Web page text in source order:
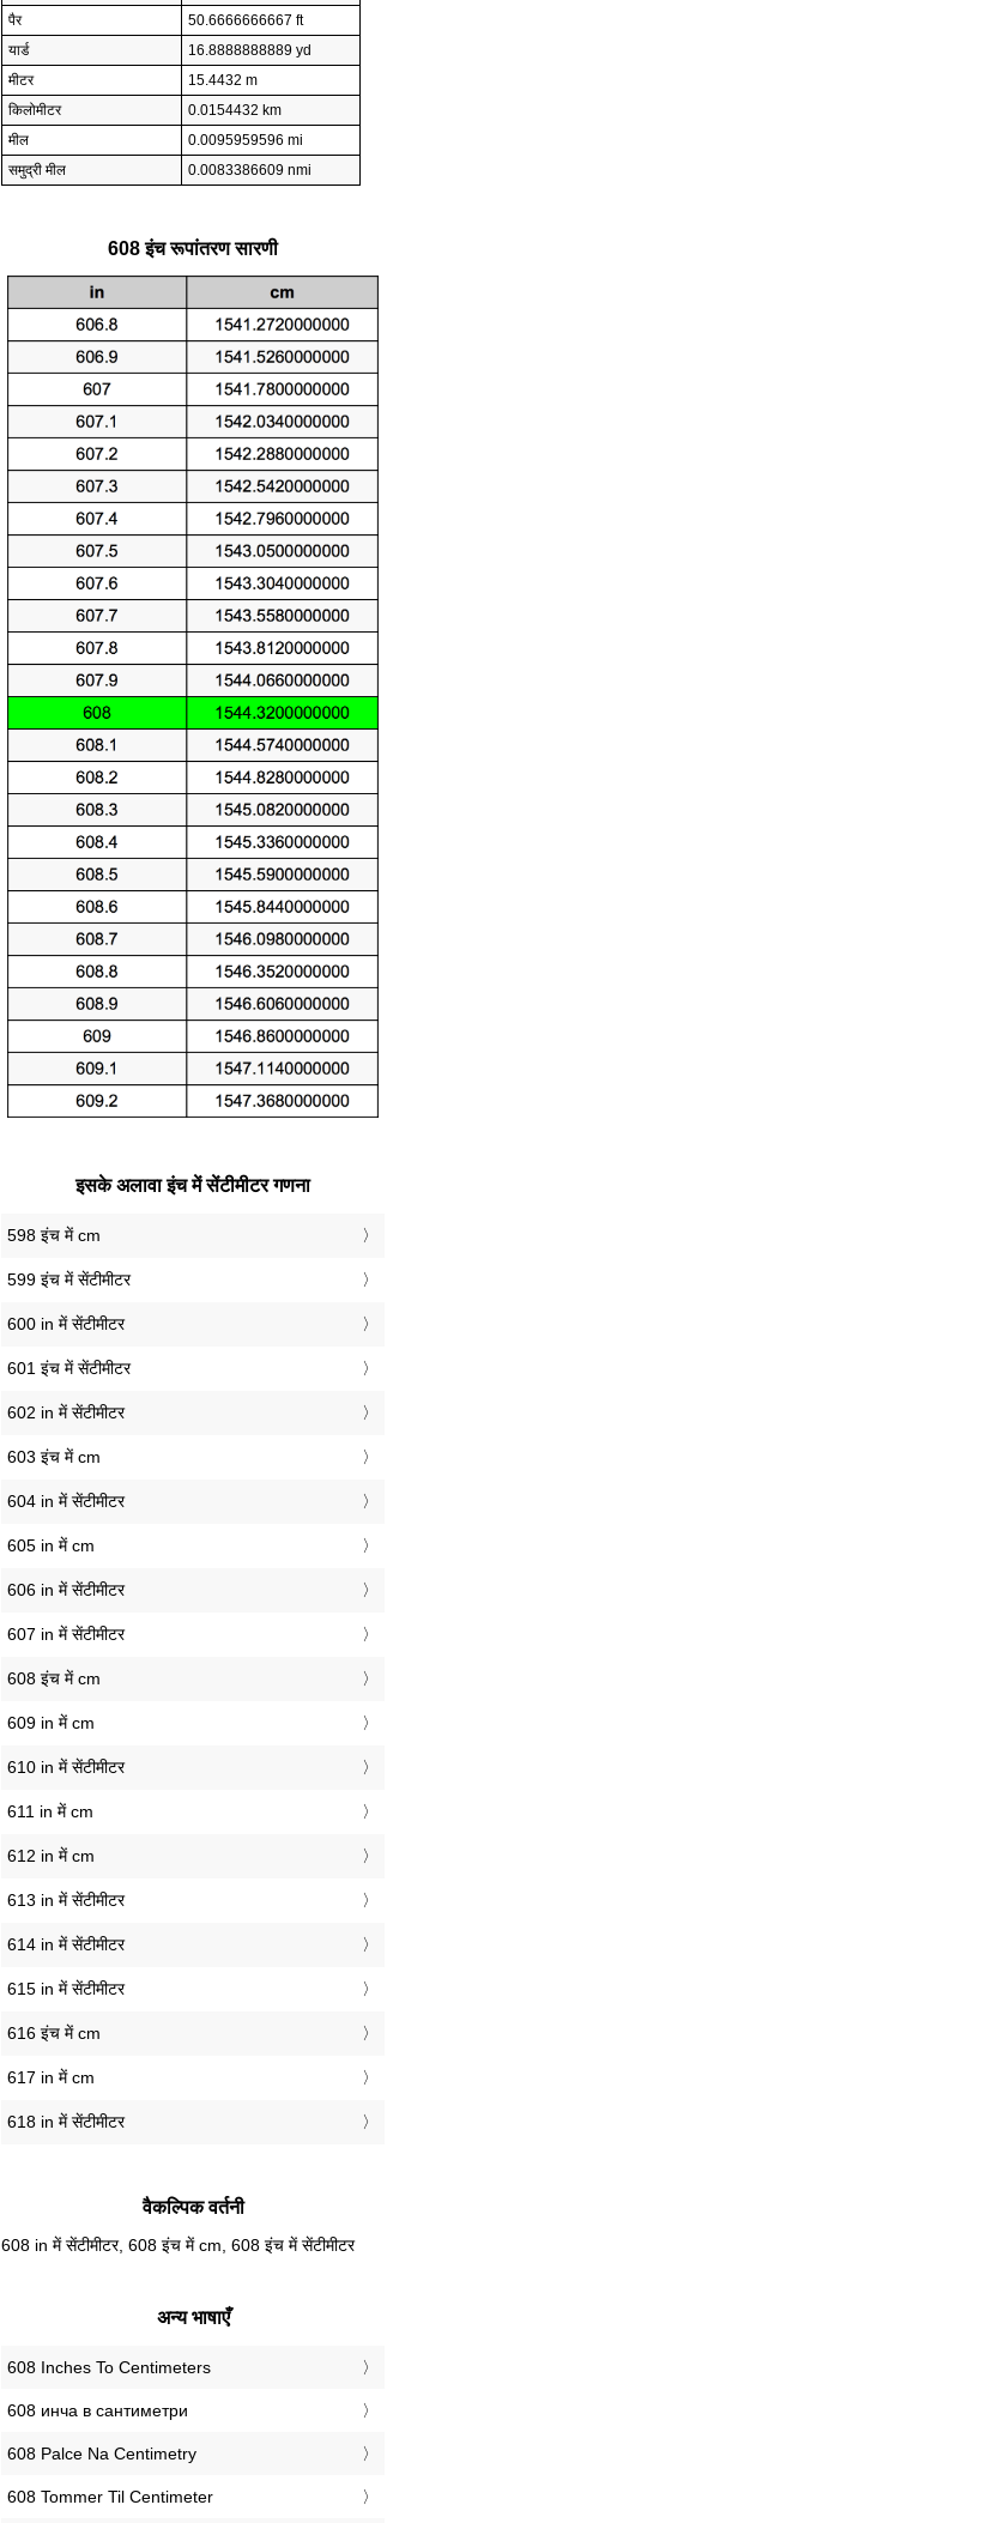
पैर
50.6666666667 ft
यार्ड
16.8888888889 yd
मीटर
15.4432 m
किलोमीटर
0.0154432 km
मील
0.0095959596 mi
समुद्री मील
0.0083386609 nmi
608 इंच रूपांतरण सारणी
इसके अलावा इंच में सेंटीमीटर गणना
598 इंच में cm
599 इंच में सेंटीमीटर
600 in में सेंटीमीटर
601 इंच में सेंटीमीटर
602 in में सेंटीमीटर
603 इंच में cm
604 in में सेंटीमीटर
605 in में cm
606 in में सेंटीमीटर
607 in में सेंटीमीटर
608 इंच में cm
609 in में cm
610 in में सेंटीमीटर
611 in में cm
612 in में cm
613 in में सेंटीमीटर
614 in में सेंटीमीटर
615 in में सेंटीमीटर
616 इंच में cm
617 in में cm
618 in में सेंटीमीटर
वैकल्पिक वर्तनी
608 in में सेंटीमीटर, 608 इंच में cm, 608 इंच में सेंटीमीटर
अन्य भाषाएँ
‎608 Inches To Centimeters
‎608 инча в сантиметри
‎608 Palce Na Centimetry
‎608 Tommer Til Centimeter